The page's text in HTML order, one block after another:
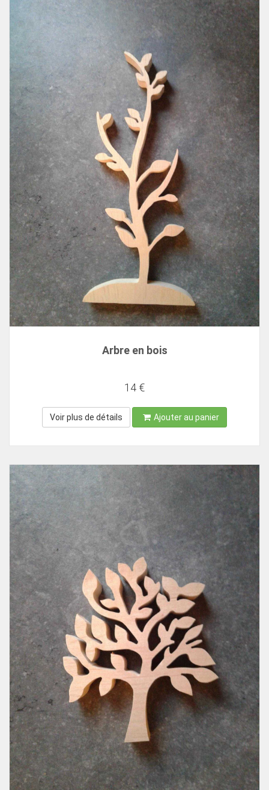
Arbre en bois
14 €
Voir plus de détails Ajouter au panier